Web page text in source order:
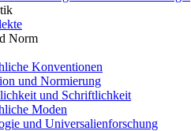
Norm
Konventionen
und Normierung
und Schriftlichkeit
Moden
und Universalienforschung